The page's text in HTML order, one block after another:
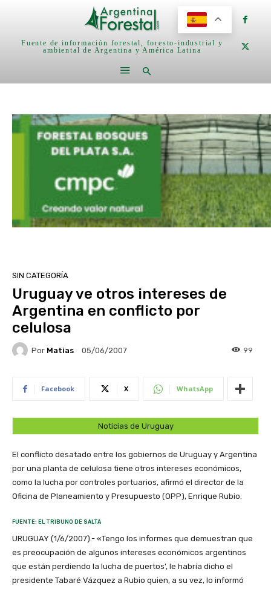
Fuente de información forestal, foresto-industrial y
ambiental de Argentina y América Latina
SIN CATEGORÍA
Uruguay ve otros intereses de
Argentina en conflicto por
celulosa
Por Matias 05/06/2007 99
Facebook X WhatsApp
Noticias de Uruguay
El conflicto desatado entre los gobiernos de Uruguay y Argentina
por una planta de celulosa tiene otros intereses económicos,
como la lucha por controles portuarios, afirmó el director de la
Oficina de Planeamiento y Presupuesto (OPP), Enrique Rubio.
FUENTE: EL TRIBUNO DE SALTA
URUGUAY (1/6/2007).- «Tengo los informes que demuestran que
es preocupación de algunos intereses económicos argentinos
que están perdiendo la lucha de puertos’, le habría dicho el
presidente Tabaré Vázquez a Rubio quien, a su vez, lo informó